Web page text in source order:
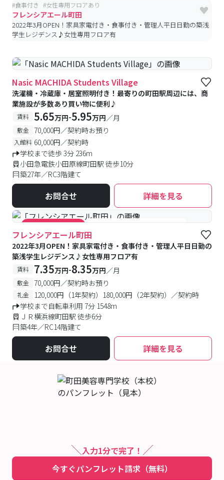
#食事付き #女性専用フロアあり
フレンシアエール町田
2022年3月OPEN！家具家電付き・食事付き・管理人平日日勤の築浅
学生レジデンス♪女性専用フロア有
Nasic MACHIDA Students Village
洗濯機・冷蔵庫・居室照明付き！最寄りの町田駅周辺には、商
業施設が多数あり買い物に便利♪
賃料 5.65万円-5.95万円／月
敷金 70,000円／契約時お預り
入館料 60,000円／契約時
学校まで徒歩 3分 236m
小田急電鉄小田原線町田駅 徒歩10分
築27年／RC3階建て
お問合せ 詳細を見る
#キャンペーン実施中 #食事付き #女性専用フロアあり
フレンシアエール町田
2022年3月OPEN！家具家電付き・食事付き・管理人平日日勤の
築浅学生レジデンス♪女性専用フロア有
賃料 7.35万円-8.35万円／月
敷金 70,000円／契約時お預り
礼金
120,000円（1年契約）180,000円（2年契約）／契約時
学校まで自転車利用 7分 1548m
ＪＲ横浜線町田駅 徒歩6分
築4年／RC14階建て
お問合せ 詳細を見る
入力1分で完了！
今すぐパンフレット請求（無料）